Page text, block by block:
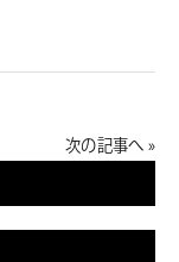
次の記事へ »